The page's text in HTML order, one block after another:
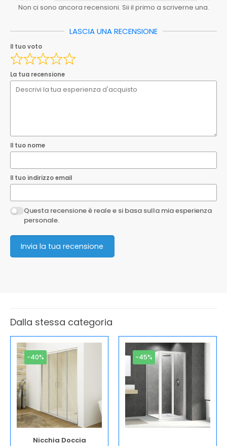
Serie
ESSENTIAL
Spedizione_ebay
0.00
Spedizione_ebay_1
Ean
EAN
8033408890173
Il tuo indirizzo email
Invia la tua recensione
Non ci sono ancora recensioni. Sii il primo a scriverne una.
LASCIA UNA RECENSIONE
Il tuo voto
La tua recensione
Il tuo nome
Il tuo indirizzo email
Questa recensione è reale e si basa sulla mia esperienza
personale.
Invia la tua recensione
Dalla stessa categoria
-40%
Nicchia Doccia
-45%